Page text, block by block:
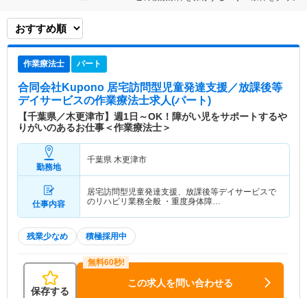
作業療法士 パート
合同会社Kupono 居宅訪問型児童発達支援／放課後等
デイサービスの作業療法士求人(パート)
【千葉県／木更津市】週1日～OK！障がい児をサポートするや
りがいのあるお仕事＜作業療法士＞
勤務地
千葉県 木更津市
仕事内容
居宅訪問型児童発達支援、放課後等デイサービスで
のリハビリ業務全般 ・重度身体障…
残業少なめ 積極採用中
保存する
この求人を問い合わせる